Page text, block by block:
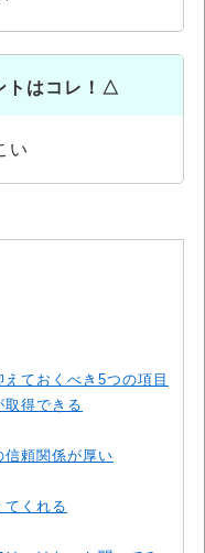
トはコレ！△
い
ておくべき5つの項目
得できる
信頼関係が厚い
てくれる